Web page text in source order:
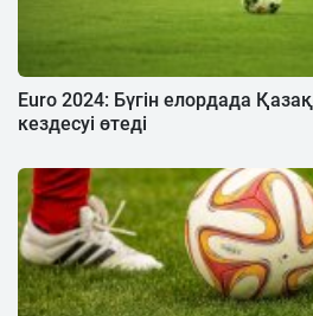
Euro 2024: Бүгін елордада
кездесуі өтеді